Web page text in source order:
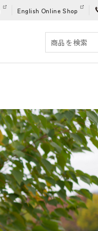
English Online Shop